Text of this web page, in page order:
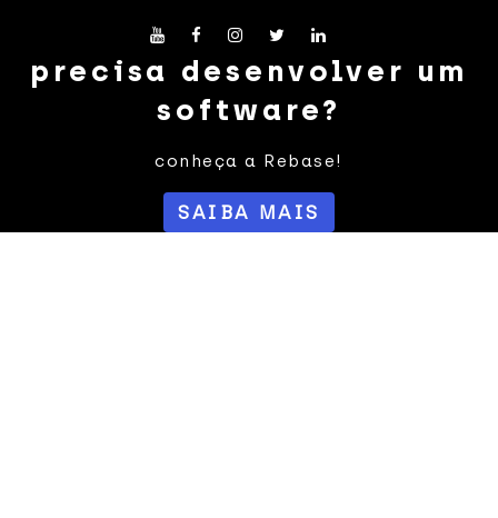
precisa desenvolver um
software?
conheça a Rebase!
SAIBA MAIS